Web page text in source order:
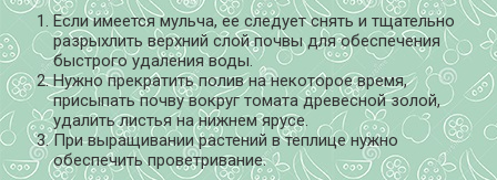
Если имеется мульча, ее следует снять и тщательно
разрыхлить верхний слой почвы для обеспечения
быстрого удаления воды.
Нужно прекратить полив на некоторое время,
присыпать почву вокруг томата древесной золой,
удалить листья на нижнем ярусе.
При выращивании растений в теплице нужно
обеспечить проветривание.